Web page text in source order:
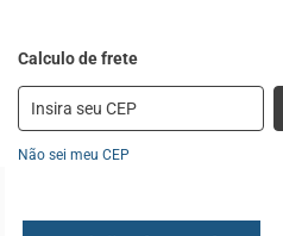
Não sei meu CEP